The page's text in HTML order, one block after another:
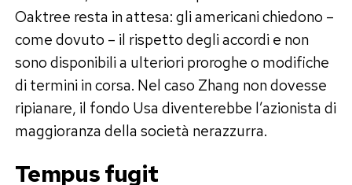
Oaktree resta in attesa: gli americani chiedono –
come dovuto – il rispetto degli accordi e non
sono disponibili a ulteriori proroghe o modifiche
di termini in corsa. Nel caso Zhang non dovesse
ripianare, il fondo Usa diventerebbe l’azionista di
maggioranza della società nerazzurra.
Tempus fugit